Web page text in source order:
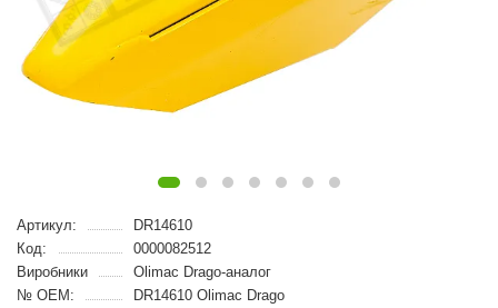
Артикул:
DR14610
Код:
0000082512
Виробники
Olimac Drago-аналог
№ OEM:
DR14610 Olimac Drago